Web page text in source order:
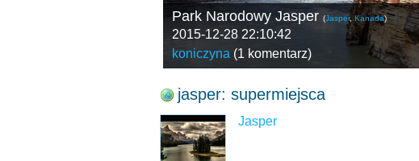
Park Narodowy Jasper (Jasper, Kanada)
2015-12-28 22:10:42
koniczyna (1 komentarz)
jasper: supermiejsca
Jasper